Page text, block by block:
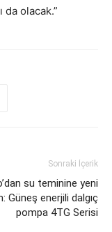
olacak.”
Sonraki İçerik
su teminine yeni
Güneş enerjili dalgıç
pompa 4TG Serisi